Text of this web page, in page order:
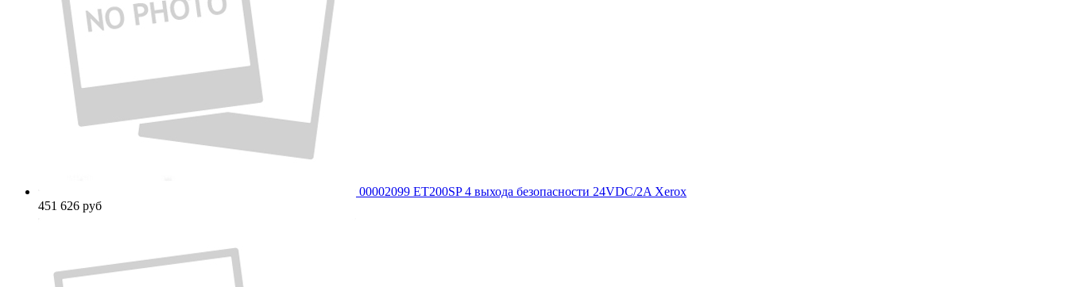
00002099 ET200SP 4 выхода безопасности 24VDC/2A Xerox
451 626 руб